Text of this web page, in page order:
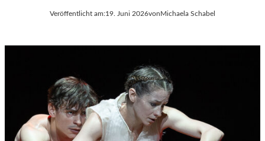
Veröffentlicht am:19. Juni 2026vonMichaela Schabel